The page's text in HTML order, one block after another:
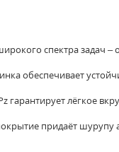
спектра задач
обеспечивает
гарантирует лёгкое
придаёт